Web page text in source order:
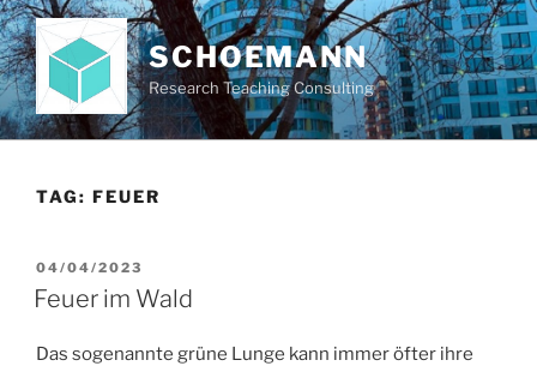
Skip
to
content
SCHOEMANN
Research Teaching Consulting
TAG: FEUER
POSTED
ON
04/04/2023
Feuer im Wald
Das sogenannte grüne Lunge kann immer öfter ihre